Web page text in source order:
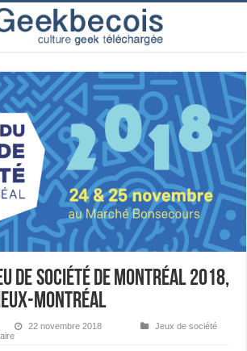
de société de Montréal 2018,
Montréal
22 novembre 2018
Jeux de société